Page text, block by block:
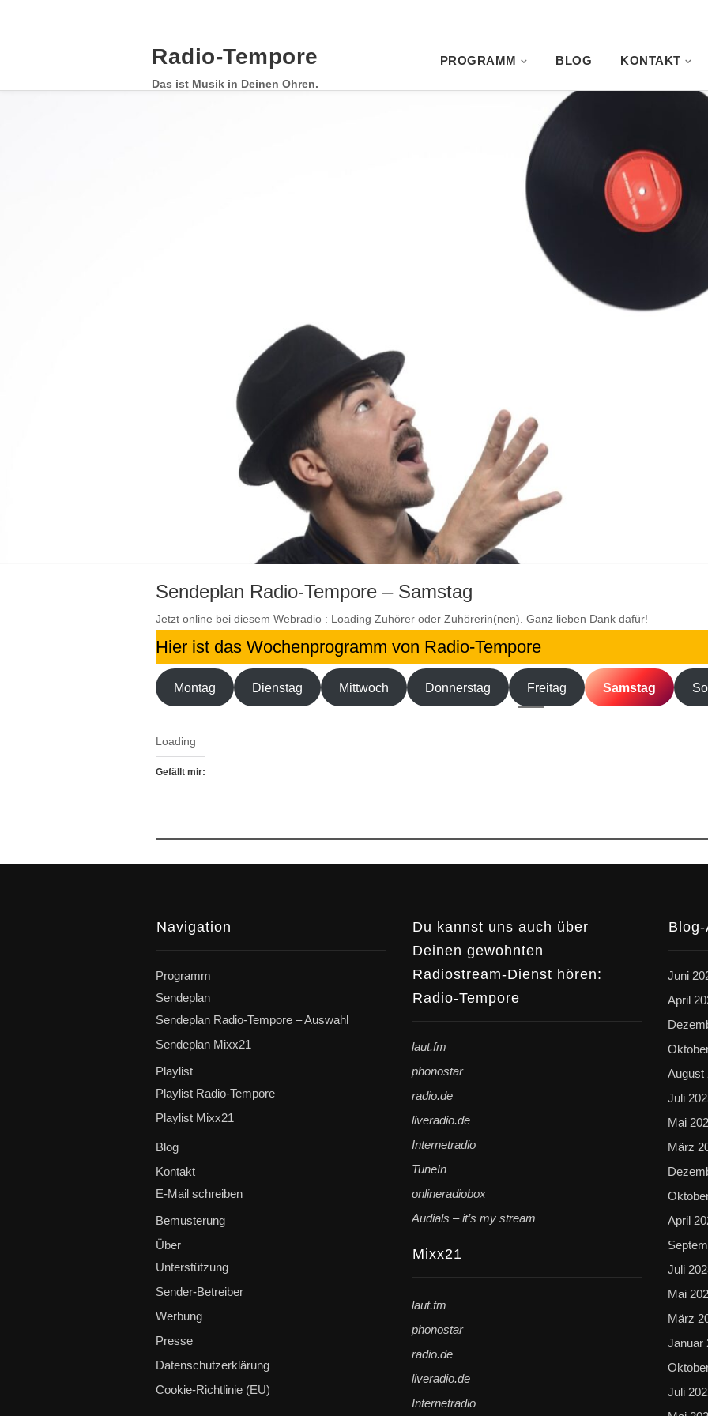
Radio-Tempore
Das ist Musik in Deinen Ohren.
PROGRAMM BLOG KONTAKT
Sendeplan Radio-Tempore – Samstag
Jetzt online bei diesem Webradio : Loading Zuhörer oder Zuhörerin(nen). Ganz lieben Dank dafür!
Hier ist das Wochenprogramm von Radio-Tempore
Montag Dienstag Mittwoch Donnerstag Freitag Samstag
Loading
Gefällt mir:
Navigation
Programm
Sendeplan
Sendeplan Radio-Tempore – Auswahl
Sendeplan Mixx21
Playlist
Playlist Radio-Tempore
Playlist Mixx21
Blog
Kontakt
E-Mail schreiben
Bemusterung
Über
Unterstützung
Sender-Betreiber
Werbung
Presse
Datenschutzerklärung
Cookie-Richtlinie (EU)
Du kannst uns auch über
Deinen gewohnten
Radiostream-Dienst hören:
Radio-Tempore
laut.fm
phonostar
radio.de
liveradio.de
Internetradio
TuneIn
onlineradiobox
Audials – it’s my stream
Mixx21
laut.fm
phonostar
radio.de
liveradio.de
Internetradio
Juni
April
August
Juli
Mai
März
April
Juli
Mai
März
Januar
Juli